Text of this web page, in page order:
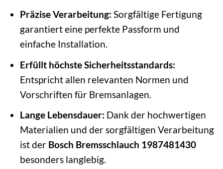
Präzise Verarbeitung: Sorgfältige Fertigung
garantiert eine perfekte Passform und
einfache Installation.
Erfüllt höchste Sicherheitsstandards:
Entspricht allen relevanten Normen und
Vorschriften für Bremsanlagen.
Lange Lebensdauer: Dank der hochwertigen
Materialien und der sorgfältigen Verarbeitung
ist der Bosch Bremsschlauch 1987481430
besonders langlebig.